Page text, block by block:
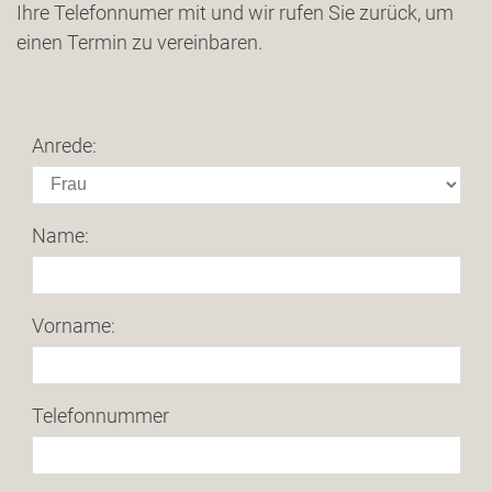
Ihre Telefonnumer mit und wir rufen Sie zurück, um
einen Termin zu vereinbaren.
Anrede:
Name:
Vorname:
Telefonnummer